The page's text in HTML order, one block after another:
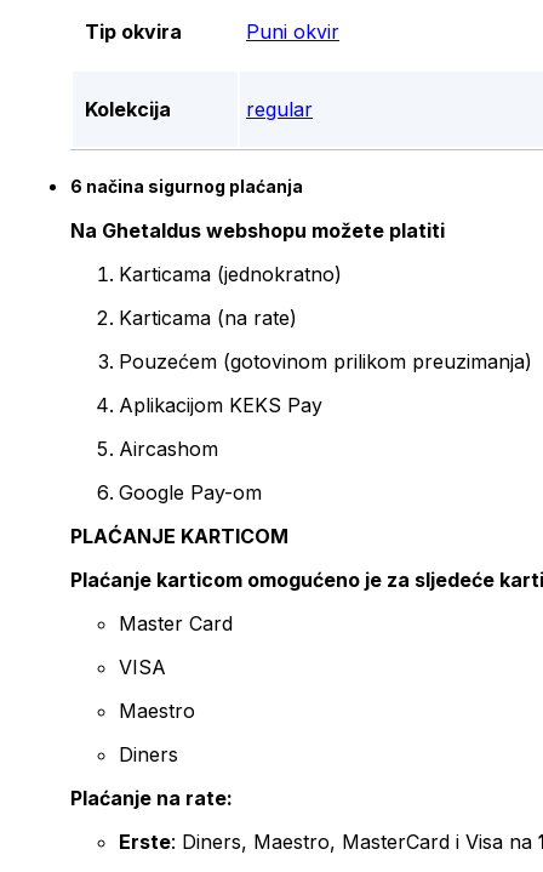
Tip okvira Puni okvir
Kolekcija regular
6 načina sigurnog plaćanja
Na Ghetaldus webshopu možete platiti
Karticama (jednokratno)
Karticama (na rate)
Pouzećem (gotovinom prilikom preuzimanja)
Aplikacijom KEKS Pay
Aircashom
Google Pay-om
PLAĆANJE KARTICOM
Plaćanje karticom omogućeno je za sljedeće
Master Card
VISA
Maestro
Diners
Plaćanje na rate:
Erste: Diners, Maestro, MasterCard i Visa na